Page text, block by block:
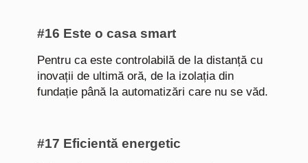
#16 Este o casa smart
Pentru ca este controlabilă de la distanță cu
inovații de ultimă oră, de la izolația din
fundație până la automatizări care nu se văd.
#17 Eficientă energetic